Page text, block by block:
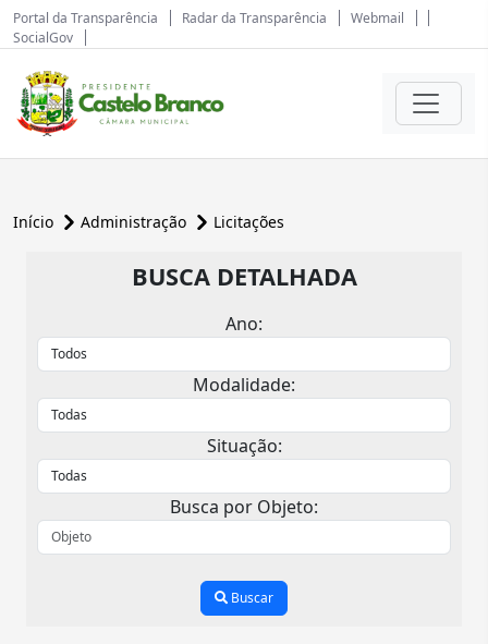
Portal da Transparência Radar da Transparência
Webmail
SocialGov
Início Administração Licitações
BUSCA DETALHADA
Ano:
Modalidade:
Situação:
Busca por Objeto:
Buscar